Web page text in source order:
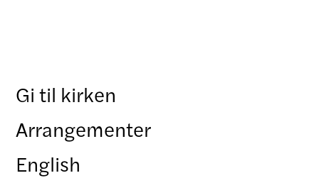
Gi til kirken
Arrangementer
English